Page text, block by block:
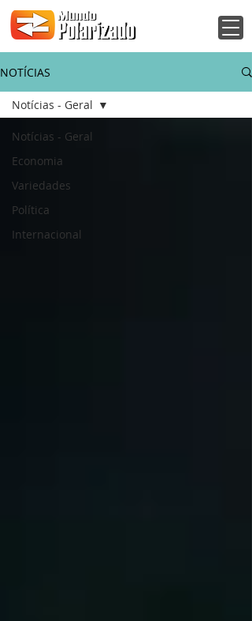
NOTÍCIAS
Notícias - Geral
Economia
Variedades
Política
Internacional
Notícias - Geral